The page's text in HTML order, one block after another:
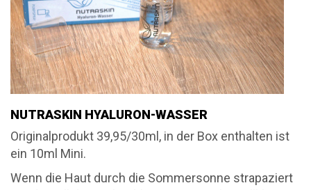
NUTRASKIN HYALURON-WASSER
Originalprodukt 39,95/30ml, in der Box enthalten ist
ein 10ml Mini.
Wenn die Haut durch die Sommersonne strapaziert